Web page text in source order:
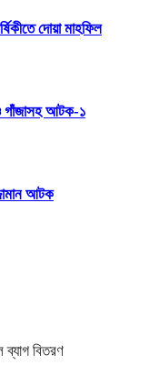
দোয়া মাহফিল
ও গাঁজাসহ আটক-১
আটক
ব্যাগ বিতরণ